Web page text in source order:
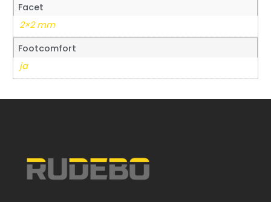
Facet
2×2 mm
Footcomfort
ja